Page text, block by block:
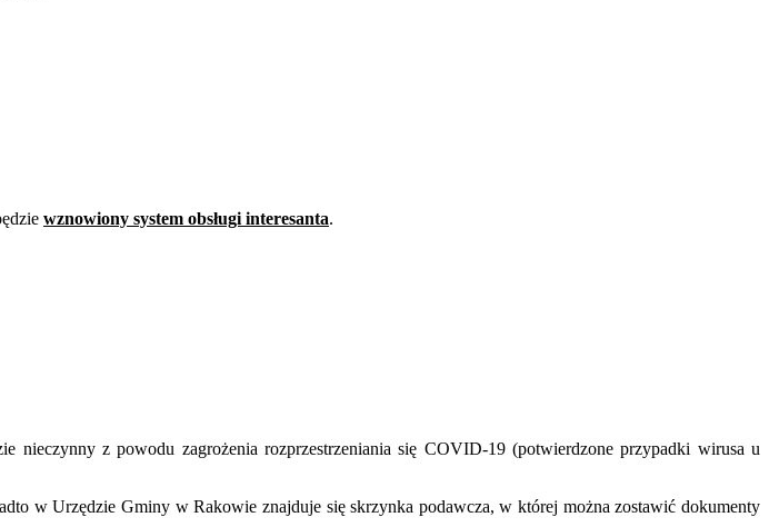
wznowiony system obsługi interesanta.
nieczynny z powodu zagrożenia rozprzestrzeniania się COVID-19 (potwierdzone przypadki wirusa u
w Urzędzie Gminy w Rakowie znajduje się skrzynka podawcza, w której można zostawić dokumenty